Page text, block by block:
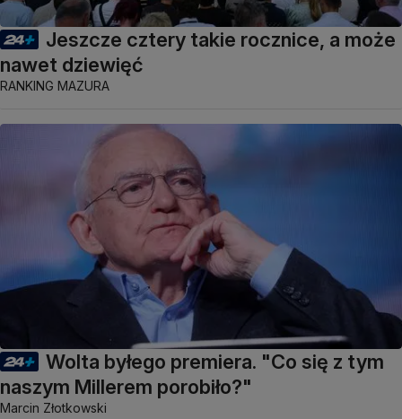
Jeszcze cztery takie rocznice, a może
nawet dziewięć
RANKING MAZURA
Wolta byłego premiera. "Co się z tym
naszym Millerem porobiło?"
Marcin Złotkowski